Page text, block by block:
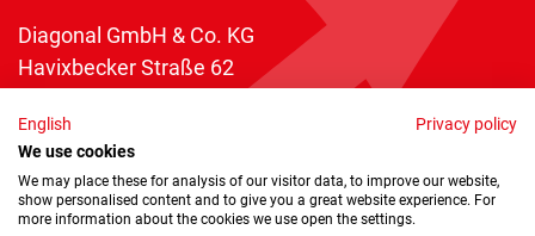
Diagonal GmbH & Co. KG
Havixbecker Straße 62
Telefon:+49 2534 970 216
Telefax: +49 2534 970 116
info@diagonal.de
English
Privacy policy
We use cookies
We may place these for analysis of our visitor data, to improve our website,
show personalised content and to give you a great website experience. For
more information about the cookies we use open the settings.